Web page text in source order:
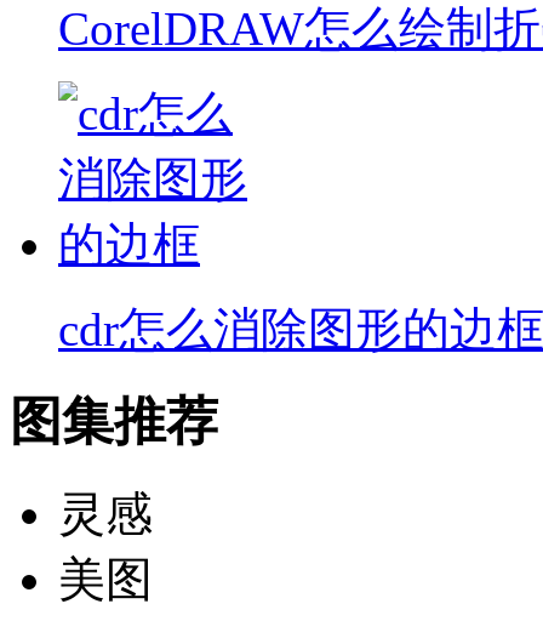
CorelDRAW怎么绘制
cdr怎么消除图形的边框
图集推荐
灵感
美图